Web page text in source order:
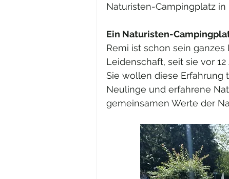
Naturisten-Campingplatz in
Ein Naturisten-
Remi ist schon sein
Leidenschaft, seit sie vor
Sie wollen diese Erfahrung
Neulinge und erfahrene
gemeinsamen Werte der